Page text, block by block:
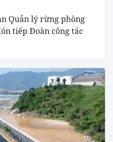
Quản lý rừng phòng
tiếp Đoàn công tác